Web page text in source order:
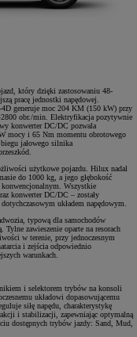
który dzięki zastosowaniu 48-
pracę jednostki napędowej.
generuje moc 204 KM (150 kW) przy
obr./min. Elektryfikacja pozytywnie
konwerter DC/DC pozwala
mocy i 65 Nm momentu obrotowego
jałowego silnika
użytkowe pojazdu. Hilux nadal
do 1000 kg, a jego głębokość
Wszystkie
konwerter DC/DC – zostały
układem napędowym.
typową dla samochodów
Tylne zawieszenie oparte na resorach
w terenie, przy jednoczesnym
i zejścia odpowiednio
warunkach.
i selektorem trybów na konsoli
układowi dopasowującemu
siłę napędu, charakterystykę
i stabilizacji, zapewniając optymalną
dostępnych trybów jazdy: Sand, Mud,